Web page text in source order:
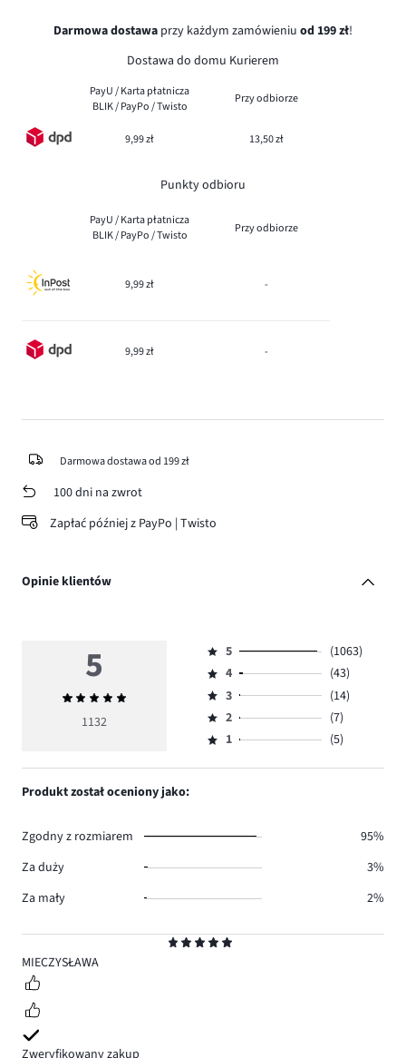
Darmowa dostawa przy każdym zamówieniu od 199 zł!
Dostawa do domu Kurierem
PayU / Karta płatnicza
BLIK / PayPo / Twisto
Przy odbiorze
9,99 zł 13,50 zł
Punkty odbioru
PayU / Karta płatnicza
BLIK / PayPo / Twisto
Przy odbiorze
9,99 zł -
9,99 zł -
Darmowa dostawa od 199 zł
100 dni na zwrot
Zapłać później z PayPo | Twisto
Opinie klientów
5
MIECZYSŁAWA
5
Średnia
ocena
1132
Ocena
5,
ilość
głosów
1063.
5
(1063)
Ocena
4,
ilość
głosów
4
(43)
Ocena
3,
ilość
3
(14)
Ocena
2,
2
(7)
Ocena
1,
1 (5)
Produkt został oceniony jako:
Zgodny z rozmiarem
95%
Za duży
3%
Za mały
2%